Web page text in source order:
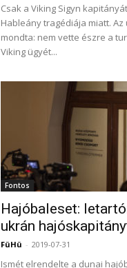
Csak a Viking Sigyn
Hableány tragédiája miatt.
mondta: nem vette észre a
Viking ügyét...
Fontos
Hajóbaleset:
ukrán
FüHü - 2019-07-31
Ismét elrendelte a dunai